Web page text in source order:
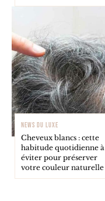
NEWS DU LUXE
Cheveux blancs : cette
habitude quotidienne à
éviter pour préserver
votre couleur naturelle